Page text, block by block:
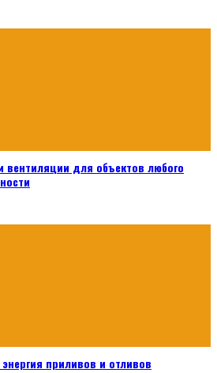
вентиляции для объектов любого
приливов и отливов